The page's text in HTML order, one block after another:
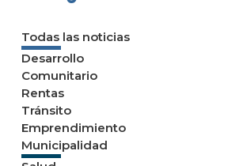
Todas las noticias
Desarrollo
Comunitario
Rentas
Tránsito
Emprendimiento
Municipalidad